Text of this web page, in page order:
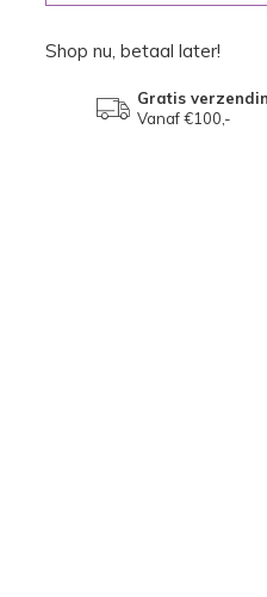
Shop nu, betaal later!
Gratis
Vanaf €100,-